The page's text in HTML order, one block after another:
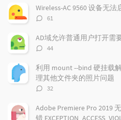
数：
Wireless-AC 9560 设备无
评
数：
61
AD域允许普通用户打开需
评
数：
44
利用 mount --bind 硬挂载
理其他文件夹的照片问题
评
数：
32
Adobe Premiere Pro 2019
错